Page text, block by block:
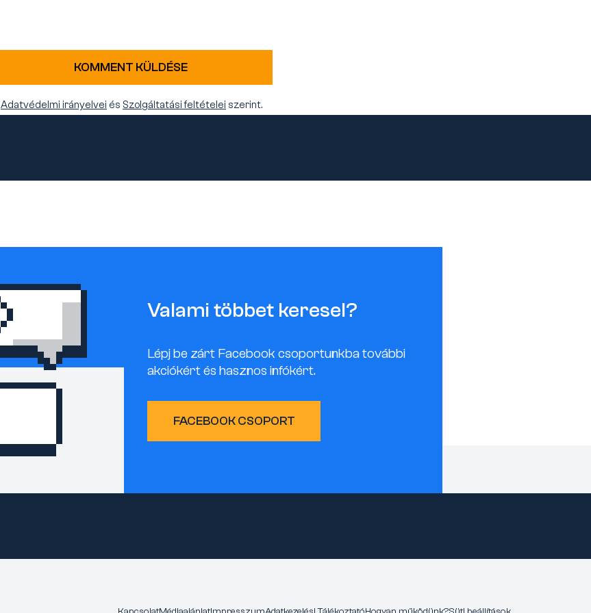
KOMMENT KÜLDÉSE
Adatvédelmi irányelvei és Szolgáltatási feltételei szerint.
Valami többet keresel?
Lépj be zárt Facebook csoportunkba további
akciókért és hasznos infókért.
FACEBOOK CSOPORT